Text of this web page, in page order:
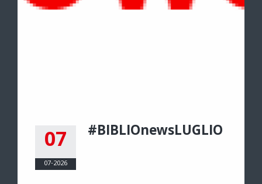
07
07-2026
#BIBLIOnewsLUGLIO